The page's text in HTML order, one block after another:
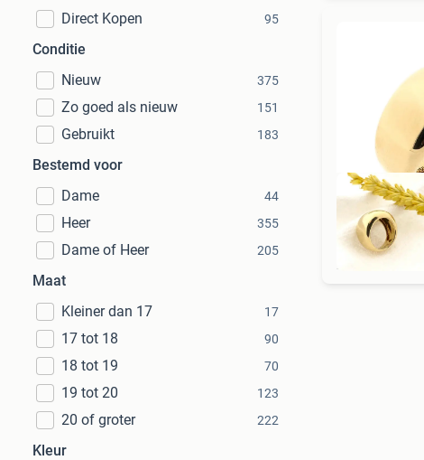
Direct Kopen
95
Conditie
Nieuw
375
Zo goed als nieuw 151
Gebruikt 183
Bestemd voor
Dame
44
Heer 355
Dame of Heer 205
Maat
Kleiner dan 17
17
17 tot 18 90
18 tot 19 70
19 tot 20 123
20 of groter 222
Kleur